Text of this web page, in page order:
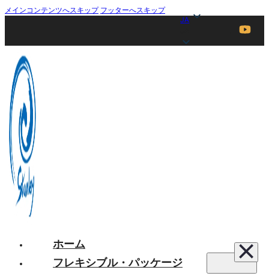
メインコンテンツへスキップ フッターへスキップ
JA
ホーム
フレキシブル・パッケージ